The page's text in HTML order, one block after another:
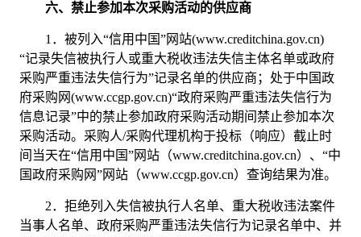
六、禁止参加本次采购活动的供应商
1． 被列入“信用中国”网站(www.creditchina.gov.cn)
“记录失信被执行人或重大税收违法失信主体名单或政府
采购严重违法失信行为”记录名单的供应商；处于中国政
府采购网(www.ccgp.gov.cn)“政府采购严重违法失信行为
信息记录”中的禁止参加政府采购活动期间禁止参加本次
采购活动。采购人/采购代理机构于投标（响应）截止时
间当天在“信用中国”网站（www.creditchina.gov.cn）、“中
国政府采购网”网站（www.ccgp.gov.cn）查询结果为准。
2． 拒绝列入失信被执行人名单、重大税收违法案件
当事人名单、政府采购严重违法失信行为记录名单中、并